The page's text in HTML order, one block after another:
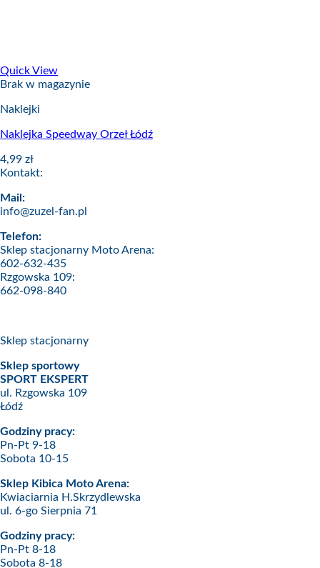
Quick View
Brak w magazynie
Naklejki
Naklejka Speedway Orzeł Łódź
4,99 zł
Kontakt:
Mail:
info@zuzel-fan.pl
Telefon:
Sklep stacjonarny Moto Arena:
602-632-435
Rzgowska 109:
662-098-840
Sklep stacjonarny
Sklep sportowy
SPORT EKSPERT
ul. Rzgowska 109
Łódź
Godziny pracy:
Pn-Pt 9-18
Sobota 10-15
Sklep Kibica Moto Arena:
Kwiaciarnia H.Skrzydlewska
ul. 6-go Sierpnia 71
Godziny pracy:
Pn-Pt 8-18
Sobota 8-18